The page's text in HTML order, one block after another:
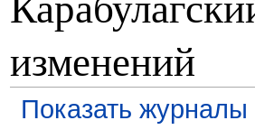
изменений
Показать